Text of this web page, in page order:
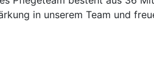
in unserem Team und